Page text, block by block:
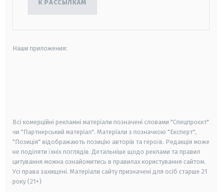
К РАССЫЛКАМ
Наши приложения:
Всі комерційні рекламні матеріали позначені словами "Спецпроєкт"
чи "Партнерський матеріал". Матеріали з позначкою "Експерт",
"Позиція" відображають позицію авторів та героїв. Редакція може
не поділяти їхніх поглядів. Детальніше щодо реклами та правил
цитування можна ознайомитись в правилах користування сайтом.
Усі права захищені. Матеріали сайту призначені для осіб старше 21
року (21+)